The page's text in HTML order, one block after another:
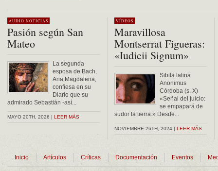
AUDIO NOTICIAS
Pasión según San
Mateo
La segunda
esposa de Bach,
Ana Magdalena,
confiesa en su
Diario que su
admirado Sebastián -así...
MAYO 20TH, 2026 | LEER MÁS
VÍDEOS
Maravillosa
Montserrat Figueras:
«Iudicii Signum»
Sibila latina
Anonimus
Córdoba (s. X)
«Señal del juicio:
se empapará de
sudor la tierra.» Desde...
NOVIEMBRE 26TH, 2024 | LEER MÁS
Inicio Artículos Críticas Documentación Eventos